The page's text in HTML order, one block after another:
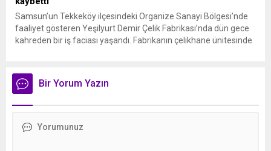
Samsun’un Tekkeköy ilçesindeki Organize Sanayi Bölgesi’nde
faaliyet gösteren Yeşilyurt Demir Çelik Fabrikası’nda dün gece
kahreden bir iş faciası yaşandı. Fabrikanın çelikhane ünitesinde
ve idari soruşturma başlatılırken, acı haber kenti yasa boğdu.
Samsun...Bir Yorum Yazın